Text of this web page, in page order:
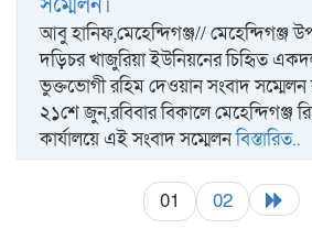
আবু হানিফ,মেহেন্দিগঞ্জ// মেহেন্দিগঞ্জ
দড়িচর খাজুরিয়া ইউনিয়নের চিহৃিত
ভুক্তভোগী রহিম দেওয়ান সংবাদ
২১শে জুন,রবিবার বিকালে মেহেন্দিগঞ্জ
কার্যালয়ে এই সংবাদ সম্মেলনবিস্তারিত..
01 02